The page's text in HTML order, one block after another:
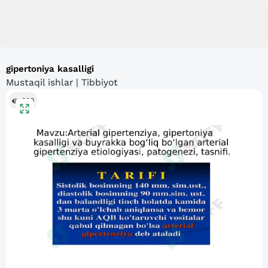
gipertoniya kasalligi
Mustaqil ishlar | Tibbiyot
609